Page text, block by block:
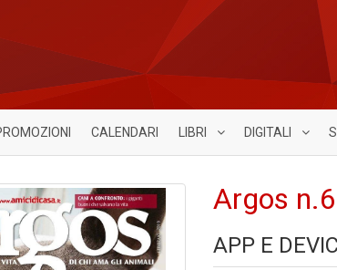
CALENDARI LIBRI DIGITALI
Argos
APP E DEVIC